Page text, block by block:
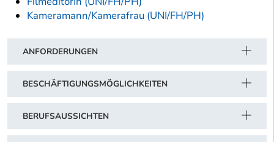
Kameramann/Kamerafrau (UNI/FH/PH)
ANFORDERUNGEN
BESCHÄFTIGUNGSMÖGLICHKEITEN
BERUFSAUSSICHTEN